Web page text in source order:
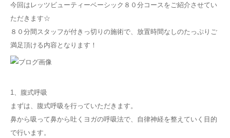
今回はレッツビューティーベーシック８０分コースをご紹介させてい
ただきます☆
８０分間スタッフが付きっ切りの施術で、放置時間なしのたっぷりご
満足頂ける内容となります！
1、腹式呼吸
まずは、腹式呼吸を行っていただきます。
鼻から吸って鼻から吐くヨガの呼吸法で、自律神経を整えていく目的
で行います。